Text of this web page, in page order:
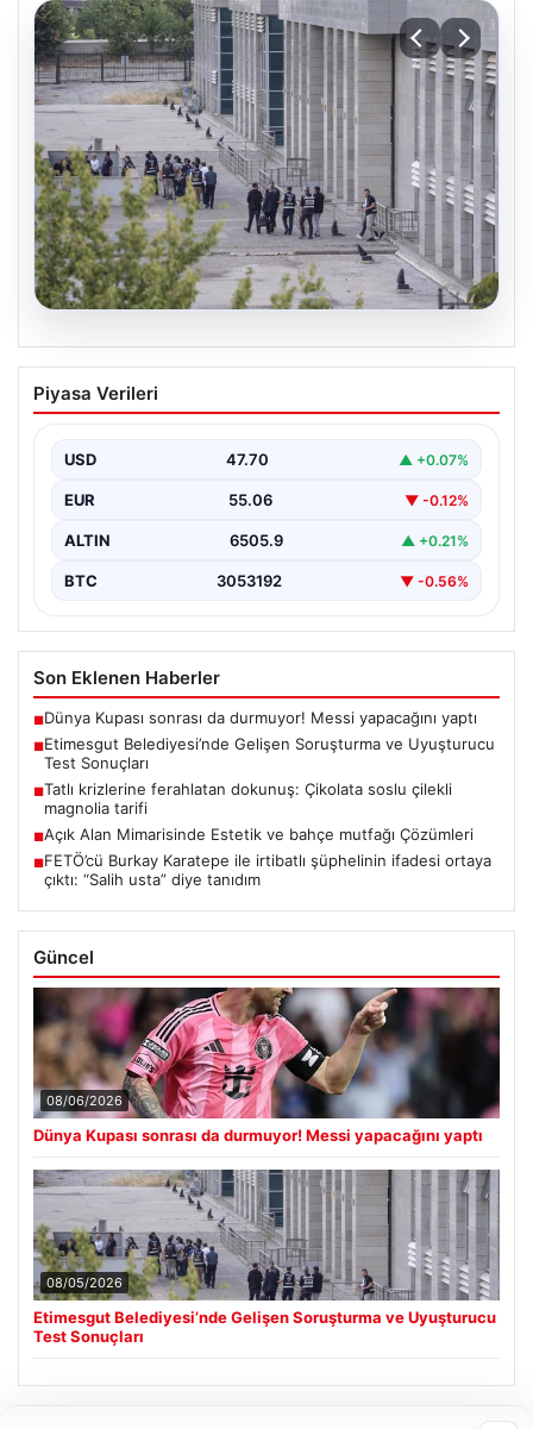
05.08.2026
Etimesgut Belediyesi’nde Gelişen
Soruşturma ve Uyuşturucu Test
Son günlerde yayılan haberler, Etimesgut
seriyor. Soruşturma kapsamında,…
Piyasa Verileri
USD 47.70 ▲ +0.07%
EUR 55.06 ▼ -0.12%
ALTIN 6505.9 ▲ +0.21%
BTC 3053192 ▼ -0.56%
Son Eklenen Haberler
■Dünya Kupası sonrası da durmuyor! Messi yapacağını yaptı
■Etimesgut Belediyesi’nde Gelişen Soruşturma ve Uyuşturucu
Test Sonuçları
■Tatlı krizlerine ferahlatan dokunuş: Çikolata soslu çilekli
magnolia tarifi
■Açık Alan Mimarisinde Estetik ve bahçe mutfağı Çözümleri
■FETÖ’cü Burkay Karatepe ile irtibatlı şüphelinin ifadesi ortaya
çıktı: “Salih usta” diye tanıdım
Güncel
08/06/2026
Dünya Kupası sonrası da durmuyor! Messi yapacağını yaptı
08/05/2026
Etimesgut Belediyesi’nde Gelişen Soruşturma ve Uyuşturucu
Test Sonuçları